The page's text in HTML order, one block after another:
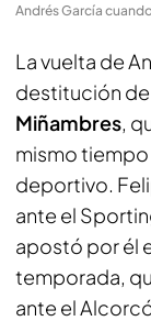
Andrés García
La vuelta de
destitución de
Miñambres,
mismo
deportivo.
ante el
apostó por él
temporada,
ante el